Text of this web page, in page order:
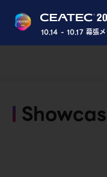
10.14 - 10.17 幕張メ